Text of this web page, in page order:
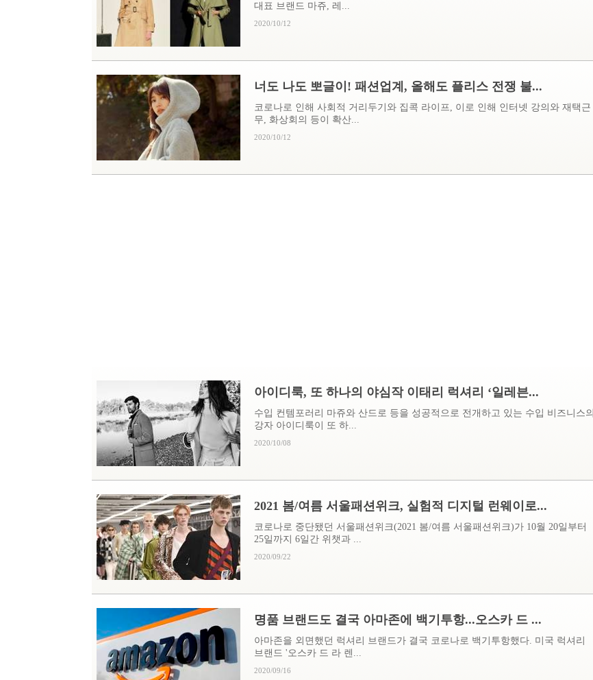
대표 브랜드 마쥬, 레...
2020/10/12
너도 나도 뽀글이! 패션업계, 올해도 플리스 전쟁 불...
코로나로 인해 사회적 거리두기와 집콕 라이프, 이로 인해 인터넷 강의와 재택근
무, 화상회의 등이 확산...
2020/10/12
아이디룩, 또 하나의 야심작 이태리 럭셔리 ‘일레븐...
수입 컨템포러리 마쥬와 산드로 등을 성공적으로 전개하고 있는 수입 비즈니스의
강자 아이디룩이 또 하...
2020/10/08
2021 봄/여름 서울패션위크, 실험적 디지털 런웨이로...
코로나로 중단됐던 서울패션위크(2021 봄/여름 서울패션위크)가 10월 20일부터
25일까지 6일간 위챗과 ...
2020/09/22
명품 브랜드도 결국 아마존에 백기투항...오스카 드 ...
아마존을 외면했던 럭셔리 브랜드가 결국 코로나로 백기투항했다. 미국 럭셔리
브랜드 '오스카 드 라 렌...
2020/09/16